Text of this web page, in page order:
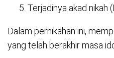
Terjadinya akad nikah
Dalam pernikahan ini,
yang telah berakhir masa